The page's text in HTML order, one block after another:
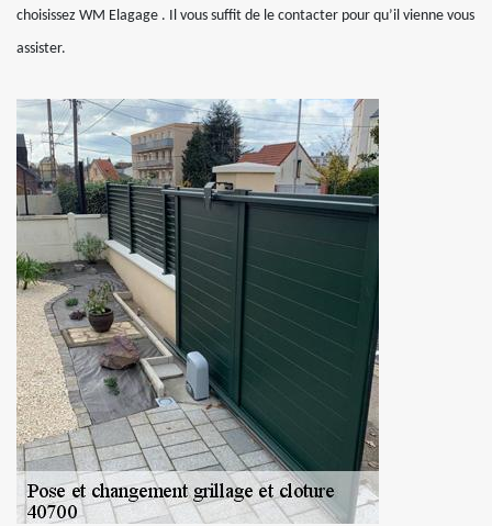
choisissez WM Elagage . Il vous suffit de le contacter pour qu’il vienne vous
assister.